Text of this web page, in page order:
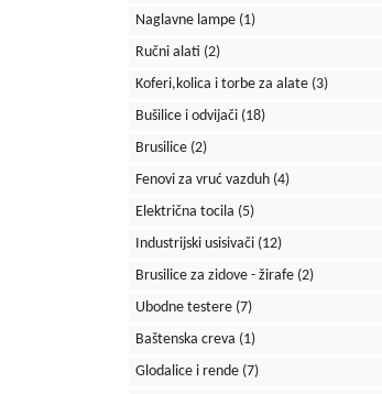
Naglavne lampe (1)
Ručni alati (2)
Koferi,kolica i torbe za alate (3)
Bušilice i odvijači (18)
Brusilice (2)
Fenovi za vruć vazduh (4)
Električna tocila (5)
Industrijski usisivači (12)
Brusilice za zidove - žirafe (2)
Ubodne testere (7)
Baštenska creva (1)
Glodalice i rende (7)